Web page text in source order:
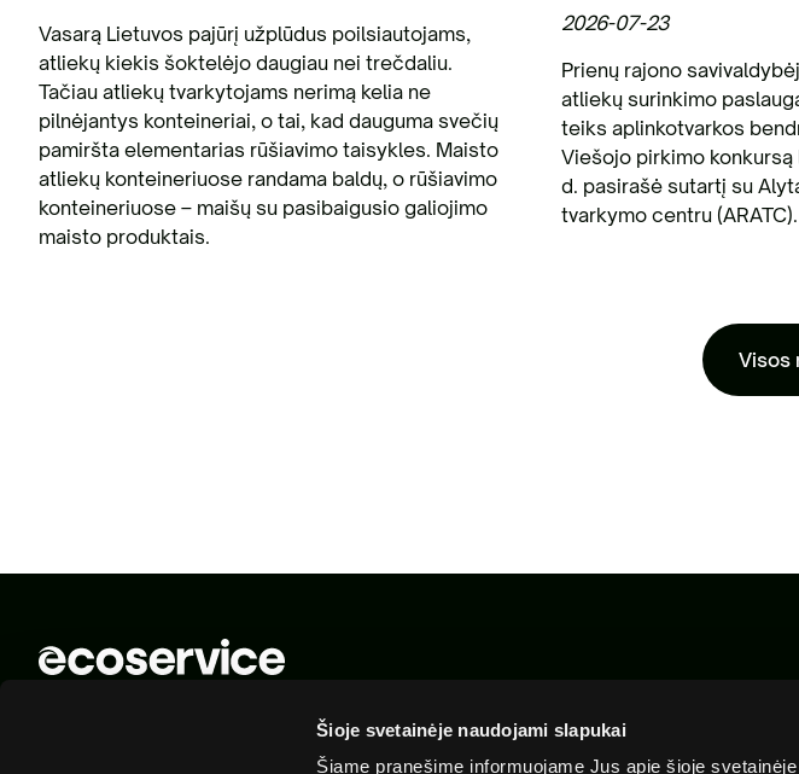
Šioje svetainėje naudojami slapukai
Šiame pranešime informuojame Jus apie šioje
Vasarą Lietuvos pajūrį užplūdus poilsiautojams,
atliekų kiekis šoktelėjo daugiau nei trečdaliu.
Tačiau atliekų tvarkytojams nerimą kelia ne
pilnėjantys konteineriai, o tai, kad dauguma svečių
pamiršta elementarias rūšiavimo taisykles. Maisto
atliekų konteineriuose randama baldų, o rūšiavimo
konteineriuose – maišų su pasibaigusio galiojimo
maisto produktais.
2026-07-23
Prienų rajono
atliekų surinkimo
teiks aplinkotvarkos
Viešojo pirkimo
d. pasirašė sutartį su
tvarkymo centru (ARATC).
Visos
© 2025 „Ecoservice“. Visos teisės saugomos